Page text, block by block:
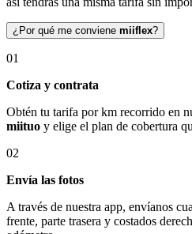
¿Por qué me conviene miiflex?
01
Cotiza y contrata
Obtén tu tarifa por km recorrido en
miituo y elige el plan de cobertura
02
Envía las fotos
A través de nuestra app, envíanos
frente, parte trasera y costados